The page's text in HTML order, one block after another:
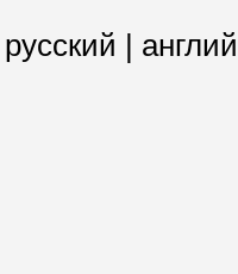
русский |